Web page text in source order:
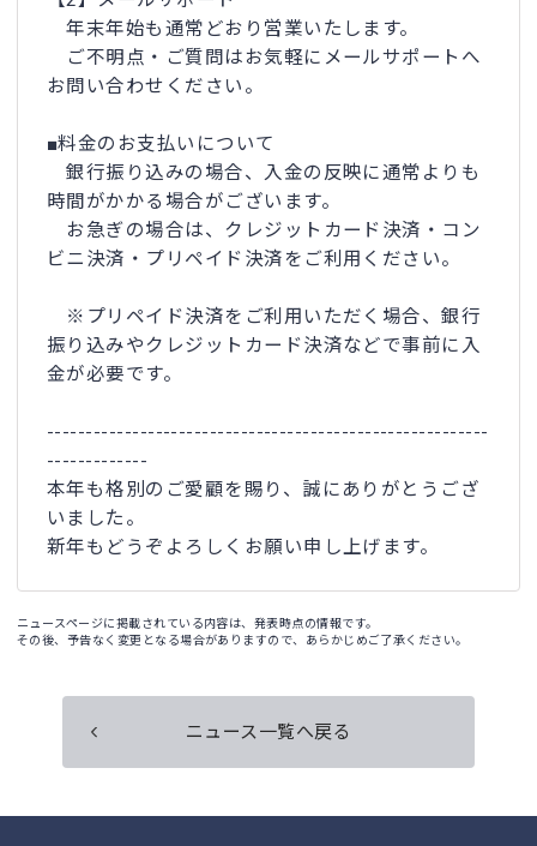
年末年始も通常どおり営業いたします。
ご不明点・ご質問はお気軽にメールサポートへ
お問い合わせください。
■料金のお支払いについて
銀行振り込みの場合、入金の反映に通常よりも
時間がかかる場合がございます。
お急ぎの場合は、クレジットカード決済・コン
ビニ決済・プリペイド決済をご利用ください。
※プリペイド決済をご利用いただく場合、銀行
振り込みやクレジットカード決済などで事前に入
金が必要です。
---------------------------------------------------------
-------------
本年も格別のご愛顧を賜り、誠にありがとうござ
いました。
新年もどうぞよろしくお願い申し上げます。
ニュースページに掲載されている内容は、発表時点の情報です。
その後、予告なく変更となる場合がありますので、あらかじめご了承ください。
ニュース一覧へ戻る